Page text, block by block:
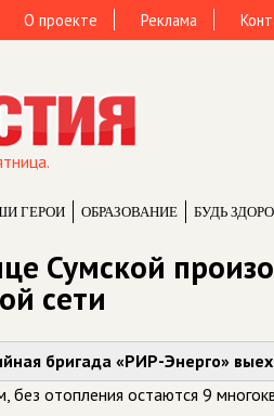
О проекте Реклама
ГЕРОИ ОБРАЗОВАНИЕ БУДЬ
Сумской
сети
бригада «РИР-Энерго»
отопления остаются 9